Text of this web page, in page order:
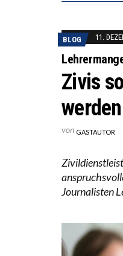
BLOG 11.
Zivis
werden
von GASTAUTOR
Journalisten